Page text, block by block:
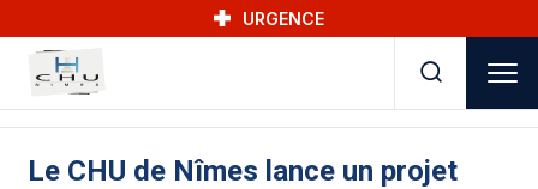
URGENCE
Le CHU de Nîmes lance un projet